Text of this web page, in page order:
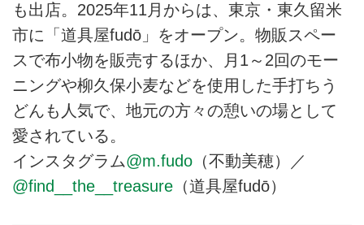
も出店。2025年11月からは、東京・東久留米
市に「道具屋fudō」をオープン。物販スペー
スで布小物を販売するほか、月1～2回のモー
ニングや柳久保小麦などを使用した手打ちう
どんも人気で、地元の方々の憩いの場として
愛されている。
インスタグラム@m.fudo （不動美穂）／
@find__the__treasure （道具屋fudō）